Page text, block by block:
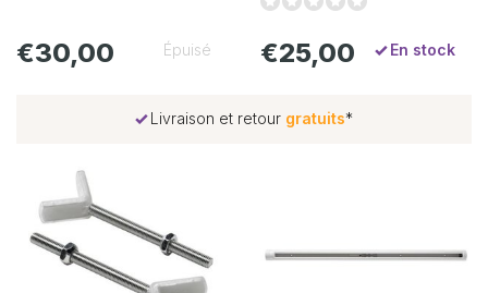
€30,00 Épuisé €25,00 En stock
Livraison et retour gratuits*